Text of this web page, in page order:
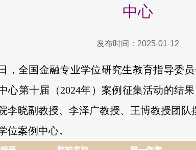
中心
发布时间：2025-01-12
，全国金融专业学位研究生教育指导委
心第十届（2024年）案例征集活动的结
李晓副教授、李泽广教授、王博教授团队
位案例中心。